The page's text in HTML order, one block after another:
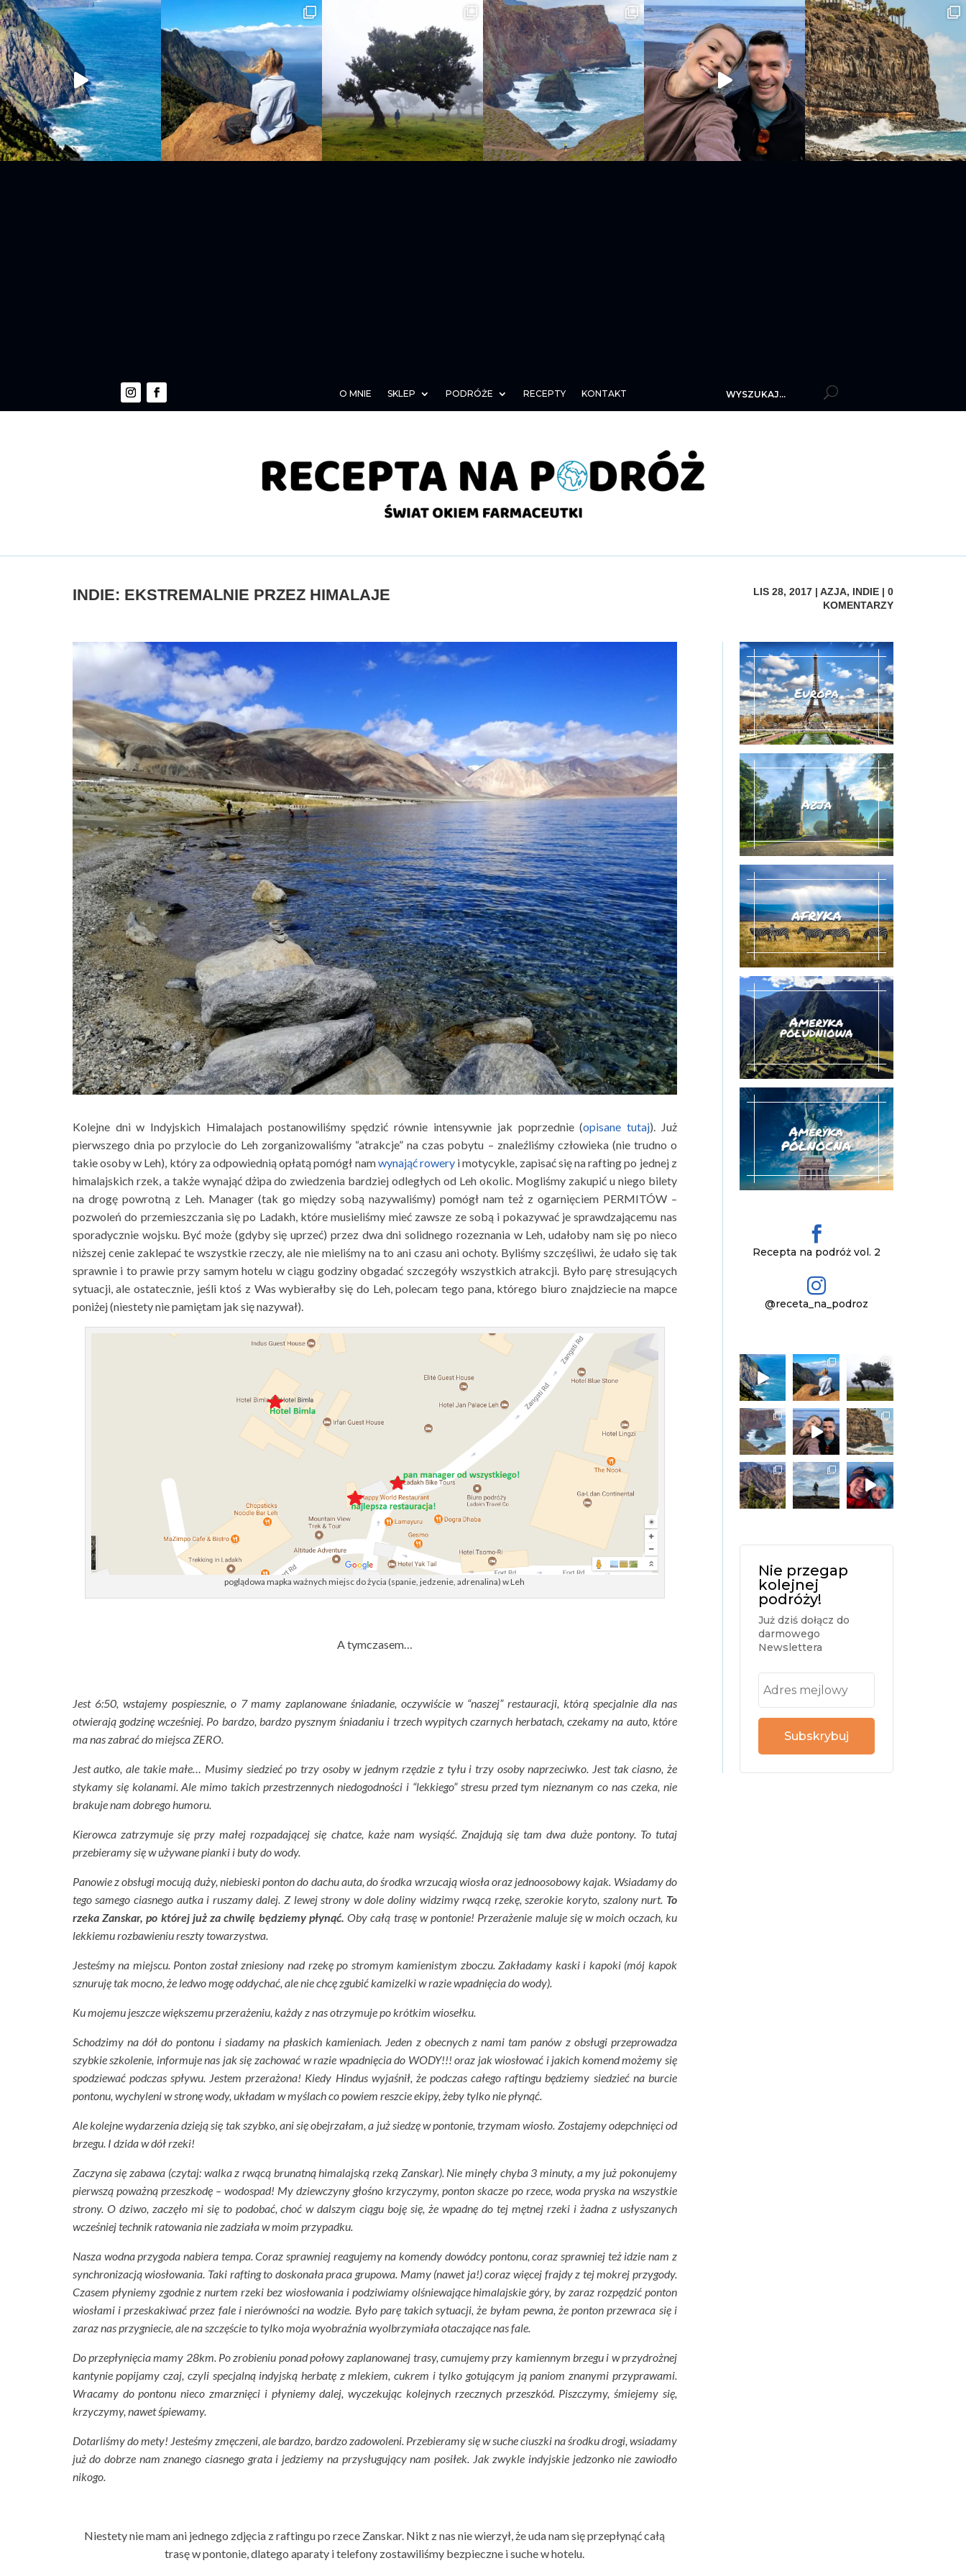
O MNIE SKLEP PODRÓŻE RECEPTY KONTAKT
INDIE: EKSTREMALNIE PRZEZ HIMALAJE LIS 28, 2017 |AZJA, INDIE |0
KOMENTARZY
Kolejne dni w Indyjskich Himalajach postanowiliśmy spędzić równie intensywnie jak poprzednie (opisane tutaj). Już
pierwszego dnia po przylocie do Leh zorganizowaliśmy “atrakcje” na czas pobytu – znaleźliśmy człowieka (nie trudno o
takie osoby w Leh), który za odpowiednią opłatą pomógł namwynająć rowery i motycykle, zapisać się na rafting po jednej z
himalajskich rzek, a także wynająć dżipa do zwiedzenia bardziej odległych od Leh okolic. Mogliśmy zakupić u niego bilety
na drogę powrotną z Leh. Manager (tak go między sobą nazywaliśmy) pomógł nam też z ogarnięciem PERMITÓW –
pozwoleń do przemieszczania się po Ladakh, które musieliśmy mieć zawsze ze sobą i pokazywać je sprawdzającemu nas
sporadycznie wojsku. Być może (gdyby się uprzeć) przez dwa dni solidnego rozeznania w Leh, udałoby nam się po nieco
niższej cenie zaklepać te wszystkie rzeczy, ale nie mieliśmy na to ani czasu ani ochoty. Byliśmy szczęśliwi, że udało się tak
sprawnie i to prawie przy samym hotelu w ciągu godziny obgadać szczegóły wszystkich atrakcji. Było parę stresujących
sytuacji, ale ostatecznie, jeśli ktoś z Was wybierałby się do Leh, polecam tego pana, którego biuro znajdziecie na mapce
poniżej (niestety nie pamiętam jak się nazywał).
poglądowa mapka ważnych miejsc do życia (spanie, jedzenie, adrenalina) w Leh
A tymczasem…
Jest 6:50, wstajemy pospiesznie, o 7 mamy zaplanowane śniadanie, oczywiście w “naszej” restauracji, którą specjalnie dla nas
otwierają godzinę wcześniej. Po bardzo, bardzo pysznym śniadaniu i trzech wypitych czarnych herbatach, czekamy na auto, które
ma nas zabrać do miejsca ZERO.
Jest autko, ale takie małe… Musimy siedzieć po trzy osoby w jednym rzędzie z tyłu i trzy osoby naprzeciwko. Jest tak ciasno, że
stykamy się kolanami. Ale mimo takich przestrzennych niedogodności i “lekkiego” stresu przed tym nieznanym co nas czeka, nie
brakuje nam dobrego humoru.
Kierowca zatrzymuje się przy małej rozpadającej się chatce, każe nam wysiąść. Znajdują się tam dwa duże pontony. To tutaj
przebieramy się w używane pianki i buty do wody.
Panowie z obsługi mocują duży, niebieski ponton do dachu auta, do środka wrzucają wiosła oraz jednoosobowy kajak. Wsiadamy do
tego samego ciasnego autka i ruszamy dalej. Z lewej strony w dole doliny widzimy rwącą rzekę, szerokie koryto, szalony nurt. To
rzeka Zanskar, po której już za chwilę będziemy płynąć. Oby całą trasę w pontonie! Przerażenie maluje się w moich oczach, ku
lekkiemu rozbawieniu reszty towarzystwa.
Jesteśmy na miejscu. Ponton został zniesiony nad rzekę po stromym kamienistym zboczu. Zakładamy kaski i kapoki (mój kapok
sznuruję tak mocno, że ledwo mogę oddychać, ale nie chcę zgubić kamizelki w razie wpadnięcia do wody).
Ku mojemu jeszcze większemu przerażeniu, każdy z nas otrzymuje po krótkim wiosełku.
Schodzimy na dół do pontonu i siadamy na płaskich kamieniach. Jeden z obecnych z nami tam panów z obsługi przeprowadza
szybkie szkolenie, informuje nas jak się zachować w razie wpadnięcia do WODY!!! oraz jak wiosłować i jakich komend możemy się
spodziewać podczas spływu. Jestem przerażona! Kiedy Hindus wyjaśnił, że podczas całego raftingu będziemy siedzieć na burcie
pontonu, wychyleni w stronę wody, układam w myślach co powiem reszcie ekipy, żeby tylko nie płynąć.
Ale kolejne wydarzenia dzieją się tak szybko, ani się obejrzałam, a już siedzę w pontonie, trzymam wiosło. Zostajemy odepchnięci od
brzegu. I dzida w dół rzeki!
Zaczyna się zabawa (czytaj: walka z rwącą brunatną himalajską rzeką Zanskar). Nie minęły chyba 3 minuty, a my już pokonujemy
pierwszą poważną przeszkodę – wodospad! My dziewczyny głośno krzyczymy, ponton skacze po rzece, woda pryska na wszystkie
strony. O dziwo, zaczęło mi się to podobać, choć w dalszym ciągu boję się, że wpadnę do tej mętnej rzeki i żadna z usłyszanych
wcześniej technik ratowania nie zadziała w moim przypadku.
Nasza wodna przygoda nabiera tempa. Coraz sprawniej reagujemy na komendy dowódcy pontonu, coraz sprawniej też idzie nam z
synchronizacją wiosłowania. Taki rafting to doskonała praca grupowa. Mamy (nawet ja!) coraz więcej frajdy z tej mokrej przygody.
Czasem płyniemy zgodnie z nurtem rzeki bez wiosłowania i podziwiamy olśniewające himalajskie góry, by zaraz rozpędzić ponton
wiosłami i przeskakiwać przez fale i nierówności na wodzie. Było parę takich sytuacji, że byłam pewna, że ponton przewraca się i
zaraz nas przygniecie, ale na szczęście to tylko moja wyobraźnia wyolbrzymiała otaczające nas fale.
Do przepłynięcia mamy 28km. Po zrobieniu ponad połowy zaplanowanej trasy, cumujemy przy kamiennym brzegu i w przydrożnej
kantynie popijamy czaj, czyli specjalną indyjską herbatę z mlekiem, cukrem i tylko gotującym ją paniom znanymi przyprawami.
Wracamy do pontonu nieco zmarznięci i płyniemy dalej, wyczekując kolejnych rzecznych przeszkód. Piszczymy, śmiejemy się,
krzyczymy, nawet śpiewamy.
Dotarliśmy do mety! Jesteśmy zmęczeni, ale bardzo, bardzo zadowoleni. Przebieramy się w suche ciuszki na środku drogi, wsiadamy
już do dobrze nam znanego ciasnego grata i jedziemy na przysługujący nam posiłek. Jak zwykle indyjskie jedzonko nie zawiodło
nikogo.
Niestety nie mam ani jednego zdjęcia z raftingu po rzece Zanskar. Nikt z nas nie wierzył, że uda nam się przepłynąć całą
trasę w pontonie, dlatego aparaty i telefony zostawiliśmy bezpieczne i suche w hotelu.

Recepta na podróż vol. 2

@receta_na_podroz
Nie przegap
kolejnej
podróży!
Już dziś dołącz do
darmowego
Newslettera
Subskrybuj